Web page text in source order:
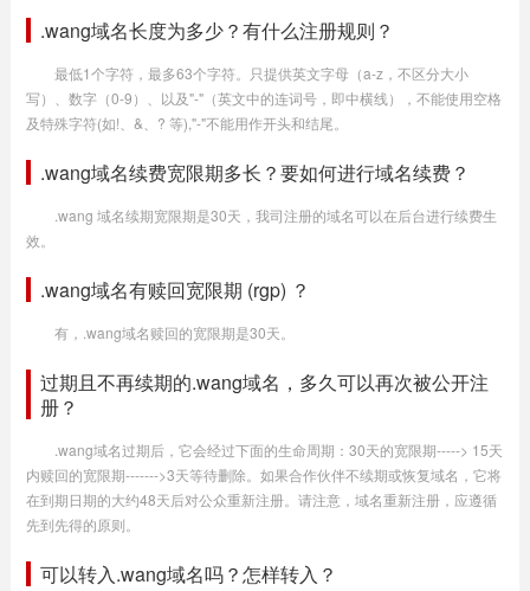
.wang域名长度为多少？有什么注册规则？
最低1个字符，最多63个字符。只提供英文字母（a-z，不区分大小
写）、数字（0-9）、以及"-"（英文中的连词号，即中横线），不能使用空格
及特殊字符(如!、&、? 等),"-"不能用作开头和结尾。
.wang域名续费宽限期多长？要如何进行域名续费？
.wang 域名续期宽限期是30天，我司注册的域名可以在后台进行续费生
效。
.wang域名有赎回宽限期 (rgp) ？
有，.wang域名赎回的宽限期是30天。
过期且不再续期的.wang域名，多久可以再次被公开注
册？
.wang域名过期后，它会经过下面的生命周期：30天的宽限期-----> 15天
内赎回的宽限期------->3天等待删除。如果合作伙伴不续期或恢复域名，它将
在到期日期的大约48天后对公众重新注册。请注意，域名重新注册，应遵循
先到先得的原则。
可以转入.wang域名吗？怎样转入？